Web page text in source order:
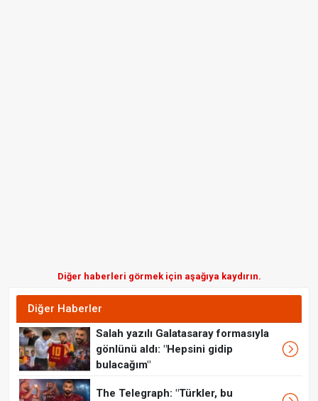
Diğer haberleri görmek için aşağıya kaydırın.
Diğer Haberler
Salah yazılı Galatasaray formasıyla
gönlünü aldı: "Hepsini gidip
bulacağım"
The Telegraph: "Türkler, bu